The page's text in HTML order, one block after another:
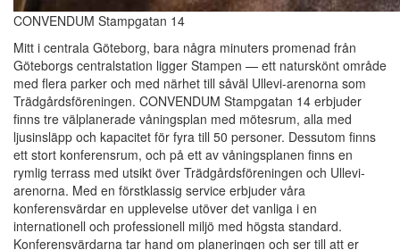
CONVENDUM Stampgatan 14
Mitt i centrala Göteborg, bara några minuters promenad från
Göteborgs centralstation ligger Stampen — ett naturskönt område
med flera parker och med närhet till såväl Ullevi-arenorna som
Trädgårdsföreningen. CONVENDUM Stampgatan 14 erbjuder
finns tre välplanerade våningsplan med mötesrum, alla med
ljusinsläpp och kapacitet för fyra till 50 personer. Dessutom finns
ett stort konferensrum, och på ett av våningsplanen finns en
rymlig terrass med utsikt över Trädgårdsföreningen och Ullevi-
arenorna. Med en förstklassig service erbjuder våra
konferensvärdar en upplevelse utöver det vanliga i en
internationell och professionell miljö med högsta standard.
Konferensvärdarna tar hand om planeringen och ser till att er